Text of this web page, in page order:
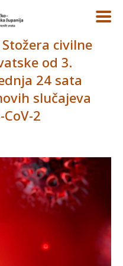
civilne
od 3.
24 sata
slučajeva
2